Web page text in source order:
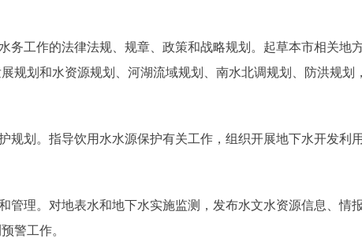
工作的法律法规、规章、政策和战略规划。起草本市相关地
规划和水资源规划、河湖流域规划、南水北调规划、防洪规划
划。指导饮用水水源保护有关工作，组织开展地下水开发利
理。对地表水和地下水实施监测，发布水文水资源信息、情
警工作。